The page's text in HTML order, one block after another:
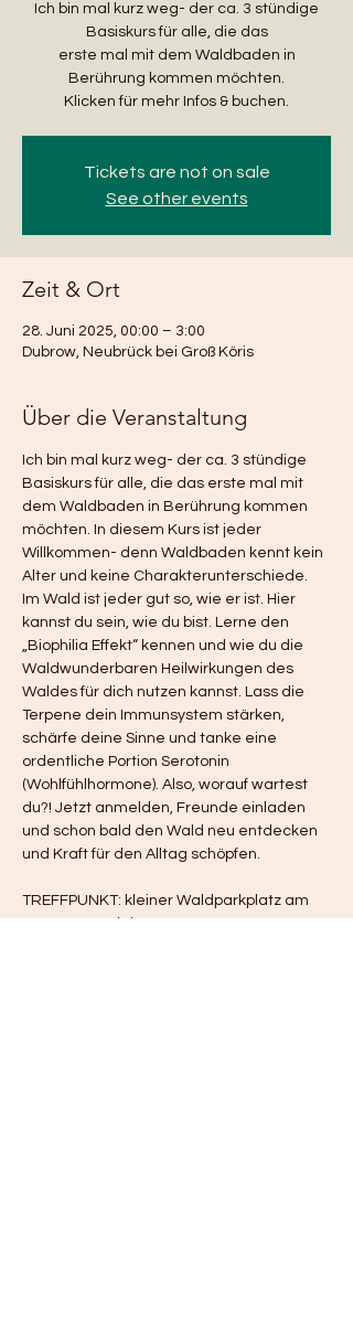
Ich bin mal kurz weg- der ca. 3 stündige
Basiskurs für alle, die das
erste mal mit dem Waldbaden in
Berührung kommen möchten.
Klicken für mehr Infos & buchen.
Tickets are not on sale
See other events
Zeit & Ort
28. Juni 2025, 00:00 – 3:00
Dubrow, Neubrück bei Groß Köris
Über die Veranstaltung
Ich bin mal kurz weg- der ca. 3 stündige
Basiskurs für alle, die das erste mal mit
dem Waldbaden in Berührung kommen
möchten. In diesem Kurs ist jeder
Willkommen- denn Waldbaden kennt kein
Alter und keine Charakterunterschiede.
Im Wald ist jeder gut so, wie er ist. Hier
kannst du sein, wie du bist. Lerne den
„Biophilia Effekt“ kennen und wie du die
Waldwunderbaren Heilwirkungen des
Waldes für dich nutzen kannst. Lass die
Terpene dein Immunsystem stärken,
schärfe deine Sinne und tanke eine
ordentliche Portion Serotonin
(Wohlfühlhormone). Also, worauf wartest
du?! Jetzt anmelden, Freunde einladen
und schon bald den Wald neu entdecken
und Kraft für den Alltag schöpfen.
TREFFPUNKT: kleiner Waldparkplatz am